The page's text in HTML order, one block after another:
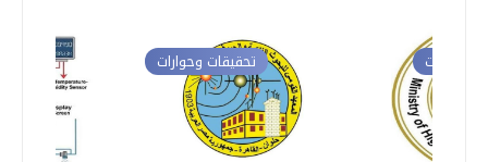
تحقيقات وحوارات وحوارات